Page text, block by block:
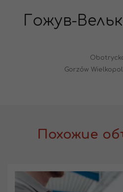
Гожув-
Gorzów
Похожие